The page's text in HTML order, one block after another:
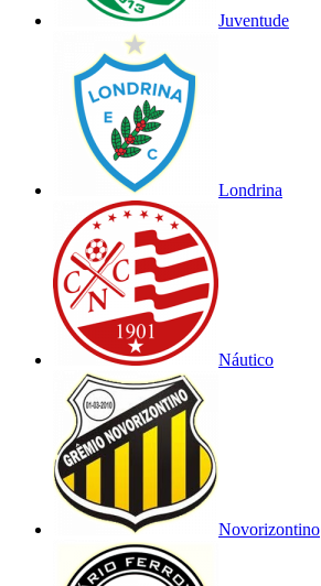
Juventude
Londrina
Náutico
Novorizontino